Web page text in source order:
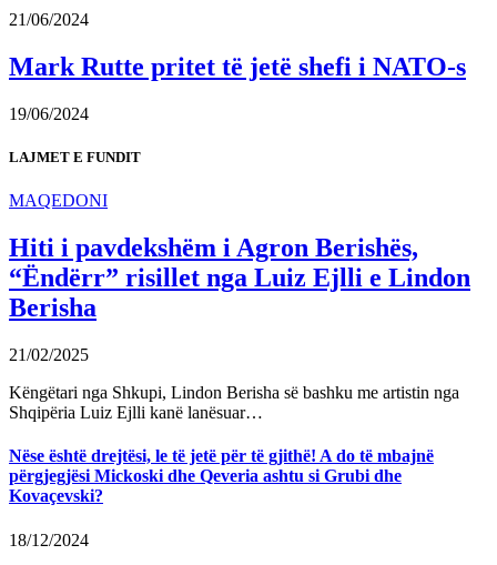
21/06/2024
Mark Rutte pritet të jetë shefi i NATO-s
19/06/2024
LAJMET E FUNDIT
MAQEDONI
Hiti i pavdekshëm i Agron Berishës,
“Ëndërr” risillet nga Luiz Ejlli e Lindon
Berisha
21/02/2025
Këngëtari nga Shkupi, Lindon Berisha së bashku me artistin nga
Shqipëria Luiz Ejlli kanë lanësuar…
Nëse është drejtësi, le të jetë për të gjithë! A do të mbajnë
përgjegjësi Mickoski dhe Qeveria ashtu si Grubi dhe
Kovaçevski?
18/12/2024